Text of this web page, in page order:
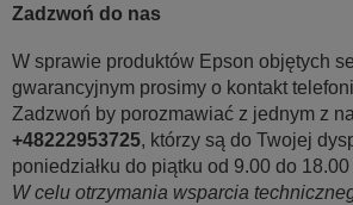
Zadzwoń do nas
W sprawie produktów Epson objętych
gwarancyjnym prosimy o kontakt
Zadzwoń by porozmawiać z jednym z
+48222953725, którzy są do Twojej
poniedziałku do piątku od 9.00 do
W celu otrzymania wsparcia